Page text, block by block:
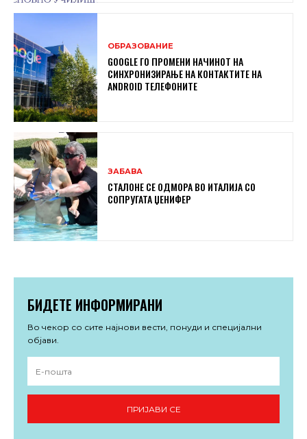
ОБРАЗОВАНИЕ
GOOGLE ГО ПРОМЕНИ НАЧИНОТ НА
СИНХРОНИЗИРАЊЕ НА КОНТАКТИТЕ НА
ANDROID ТЕЛЕФОНИТЕ
ЗАБАВА
СТАЛОНЕ СЕ ОДМОРА ВО ИТАЛИЈА СО
СОПРУГАТА ЏЕНИФЕР
БИДЕТЕ ИНФОРМИРАНИ
Во чекор со сите најнови вести, понуди и специјални
објави.
ПРИЈАВИ СЕ